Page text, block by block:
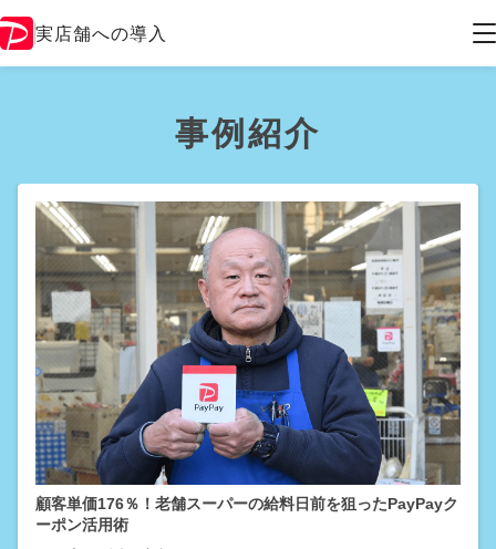
実店舗への導入
事例紹介
顧客単価176％！老舗スーパーの給料日前を狙ったPayPayク
ーポン活用術